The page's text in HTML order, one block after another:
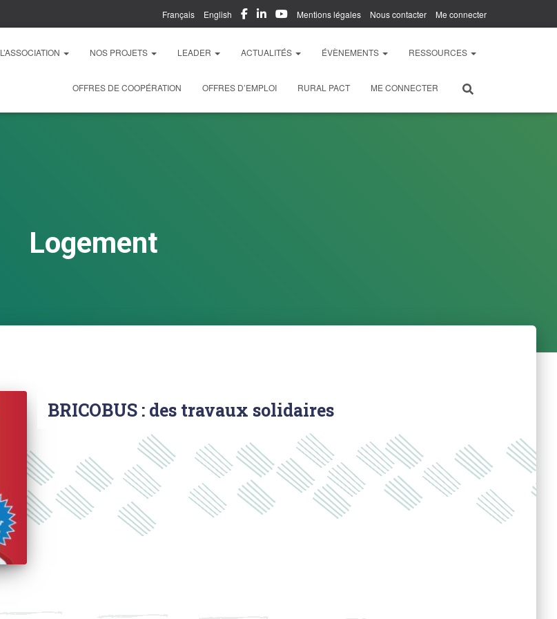
Français English Mentions légales Nous contacter Me connecter
L’ASSOCIATION NOS PROJETS LEADER ACTUALITÉS ÉVÈNEMENTS RESSOURCES
OFFRES DE COOPÉRATION OFFRES D’EMPLOI RURAL PACT ME CONNECTER
Logement
BRICOBUS : des travaux solidaires